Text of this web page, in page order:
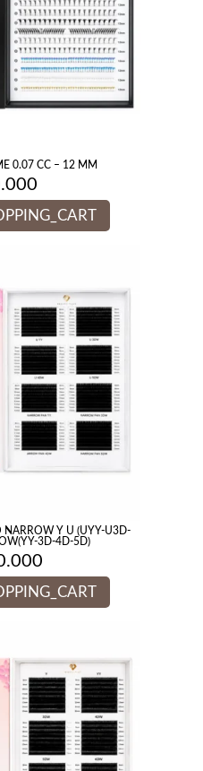
0.07 CC – 12 MM
NARROW Y U (UYY-U3D-
3D-4D-5D)